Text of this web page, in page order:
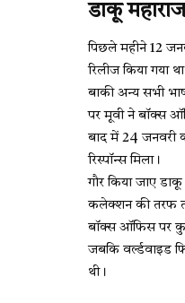
डाकू
पिछले महीने 12
रिलीज किया गया
बाकी अन्य सभी
पर मूवी ने बॉक्स
बाद में 24 जनवरी
रिस्पॉन्स मिला।
गौर किया जाए
कलेक्शन की तरफ
बॉक्स ऑफिस पर
जबकि वर्ल्डवाइड
थी।